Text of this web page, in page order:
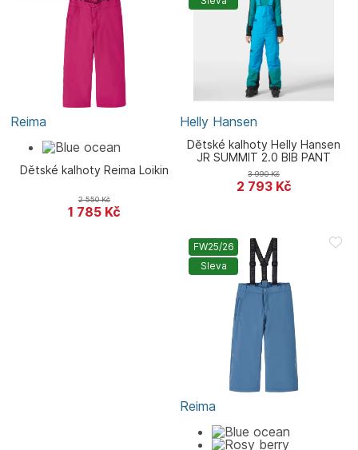
Reima
Dětské kalhoty Reima Loikin
1 785 Kč
2 550Kč
Helly Hansen
Dětské kalhoty Helly Hansen
JR SUMMIT 2.0 BIB PANT
2 793 Kč
3 990Kč
FW25/26
Sleva
Reima